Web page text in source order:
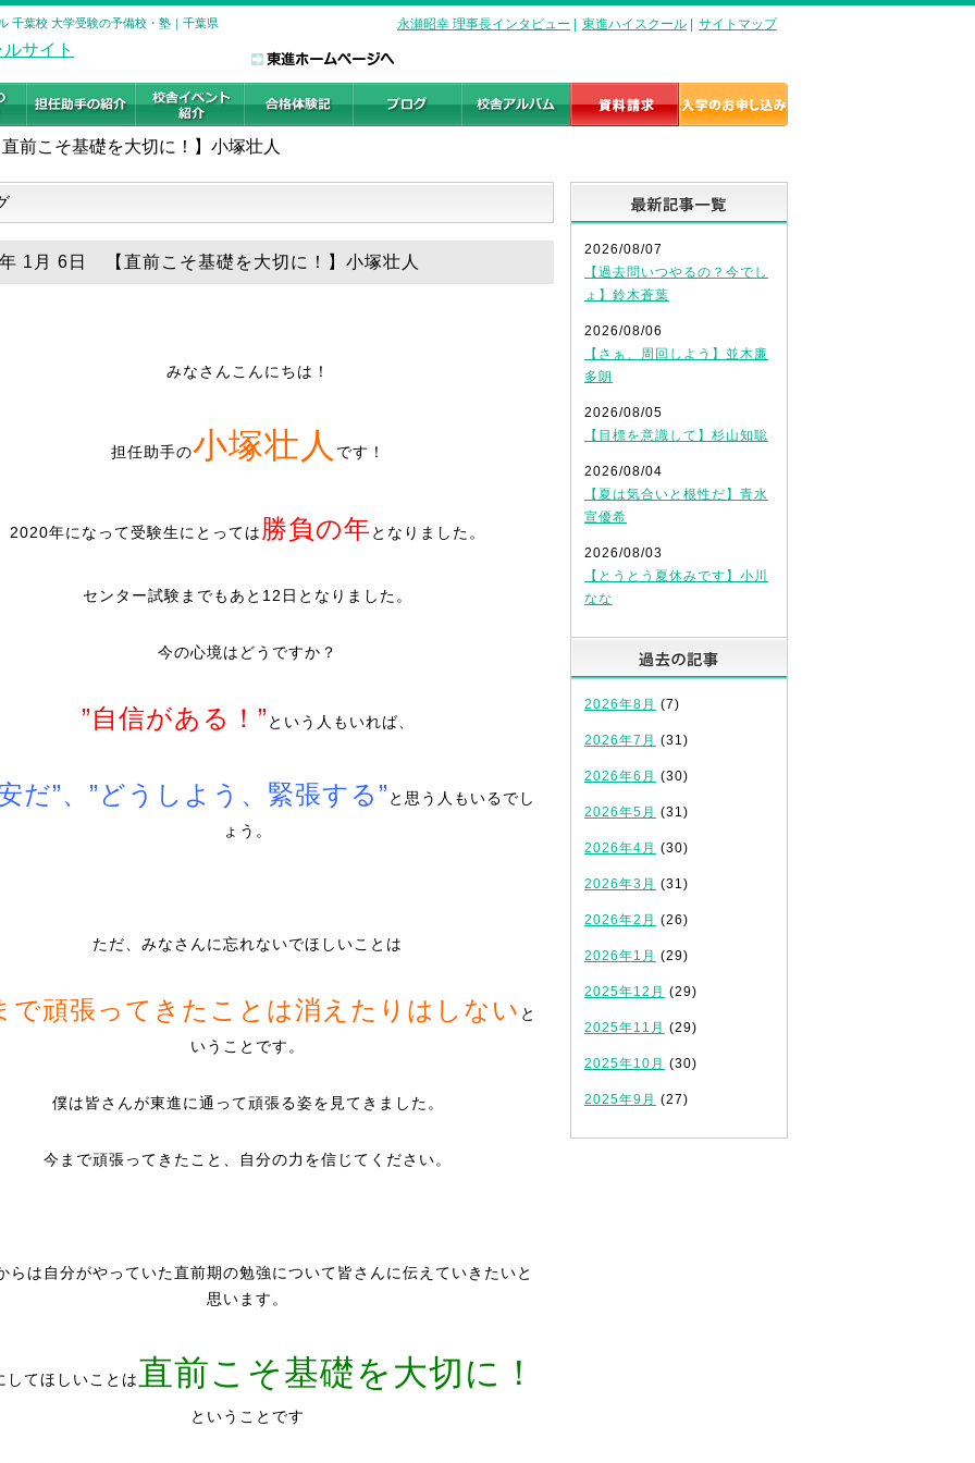
千葉校 大学受験の予備校・塾｜千葉県 永瀬昭幸 理事長インタビュー 東進ハイスクール サイトマップ
前こそ基礎を大切に！】小塚壮人
1月 6日 【直前こそ基礎を大切に！】小塚壮人
みなさんこんにちは！
担任助手の小塚壮人 です！
2020年になって受験生にとっては 勝負の年 となりました。
センター試験までもあと12日となりました。
今の心境はどうですか？
”自信がある！”という人もいれば、
だ”、”どうしよう、緊張する” と思う人もいるでし
ょう。
ただ、みなさんに忘れないでほしいことは
で頑張ってきたことは消えたりはしない と
いうことです。
僕は皆さんが東進に通って頑張る姿を見てきました。
今まで頑張ってきたこと、自分の力を信じてください。
らは自分がやっていた直前期の勉強について皆さんに伝えていきたいと
思います。
してほしいことは直前こそ基礎を大切に！
ということです
2026/08/07
【過去問いつやるの？今でし
ょ】鈴木蒼葉
2026/08/06
【さぁ、周回しよう】並木廉
多朗
2026/08/05
【目標を意識して】杉山知聡
2026/08/04
【夏は気合いと根性だ】青水
宣優希
2026/08/03
【とうとう夏休みです】小川
なな
2026年8月 (7)
2026年7月 (31)
2026年6月 (30)
2026年5月 (31)
2026年4月 (30)
2026年3月 (31)
2026年2月 (26)
2026年1月 (29)
2025年12月 (29)
2025年11月 (29)
2025年10月 (30)
2025年9月 (27)